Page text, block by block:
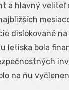
a hlavný veliteľ
dislokované
letiska bola
na ňu